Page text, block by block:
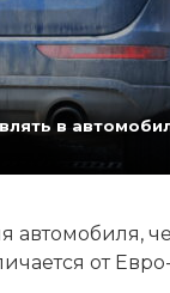
в
автомобиля,
от